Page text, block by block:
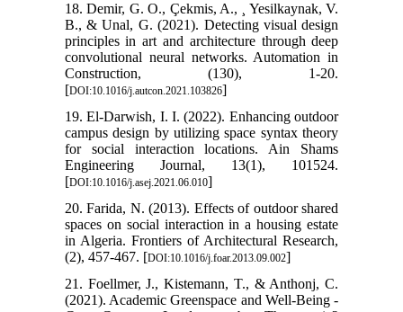
18. Demir, G. O., Çekmis, A., ¸ Yesilkaynak, V.
B., & Unal, G. (2021). Detecting visual design
principles in art and architecture through deep
convolutional neural networks. Automation in
Construction, (130), 1-20.
[DOI:10.1016/j.autcon.2021.103826]
19. El-Darwish, I. I. (2022). Enhancing outdoor
campus design by utilizing space syntax theory
for social interaction locations. Ain Shams
Engineering Journal, 13(1), 101524.
[DOI:10.1016/j.asej.2021.06.010]
20. Farida, N. (2013). Effects of outdoor shared
spaces on social interaction in a housing estate
in Algeria. Frontiers of Architectural Research,
(2), 457-467. [DOI:10.1016/j.foar.2013.09.002]
21. Foellmer, J., Kistemann, T., & Anthonj, C.
(2021). Academic Greenspace and Well-Being -